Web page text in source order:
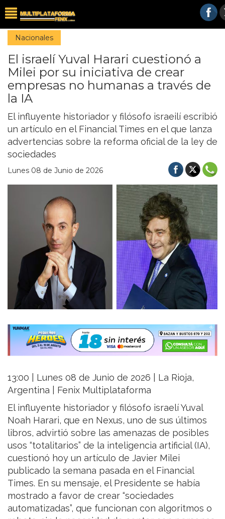
Nacionales
El israelí Yuval Harari cuestionó a
Milei por su iniciativa de crear
empresas no humanas a través de
la IA
El influyente historiador y filósofo israeilí escribió
un artículo en el Financial Times en el que lanza
advertencias sobre la reforma oficial de la ley de
sociedades
Lunes 08 de Junio de 2026
13:00 | Lunes 08 de Junio de 2026 | La Rioja,
Argentina | Fenix Multiplataforma
El influyente historiador y filósofo israelí Yuval
Noah Harari, que en Nexus, uno de sus últimos
libros, advirtió sobre las amenazas de posibles
usos “totalitarios” de la inteligencia artificial (IA),
cuestionó hoy un artículo de Javier Milei
publicado la semana pasada en el Financial
Times. En su mensaje, el Presidente se había
mostrado a favor de crear “sociedades
automatizadas”, que funcionan con algoritmos o